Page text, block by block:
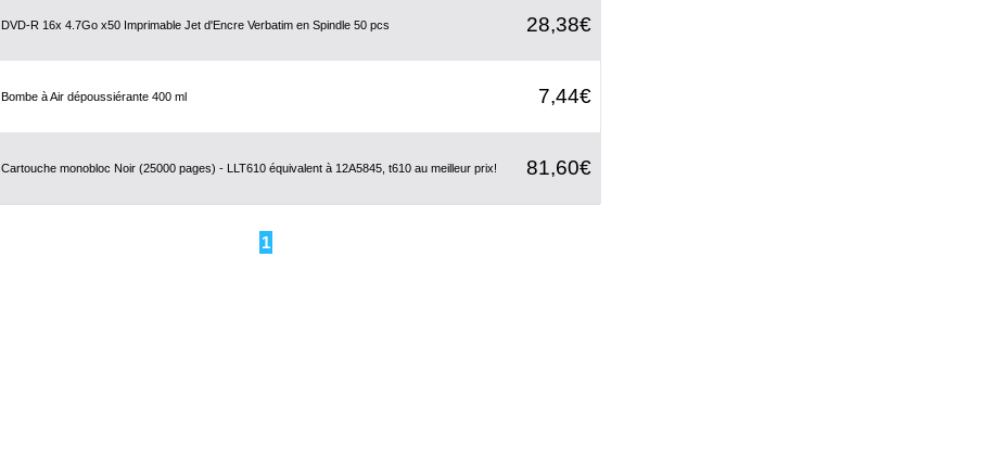
DVD-R 16x 4.7Go x50 Imprimable Jet d'Encre Verbatim en Spindle 50 pcs 28,38€
Bombe à Air dépoussiérante 400 ml 7,44€
Cartouche monobloc Noir (25000 pages) - LLT610 équivalent à 12A5845, t610 au meilleur prix! 81,60€
1